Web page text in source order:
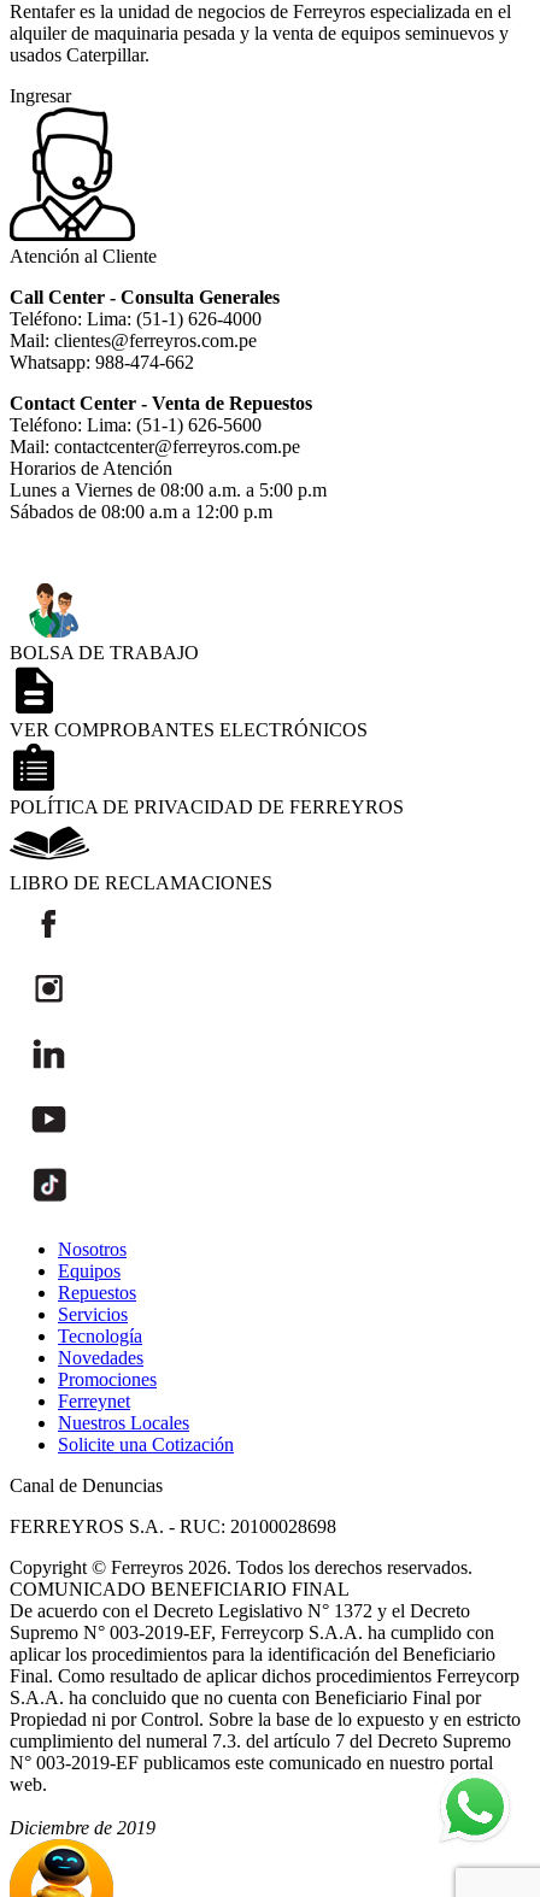
Rentafer es la unidad de negocios de Ferreyros especializada en el
alquiler de maquinaria pesada y la venta de equipos seminuevos y
usados Caterpillar.
Ingresar
Atención al Cliente
Call Center - Consulta Generales
Teléfono: Lima: (51-1) 626-4000
Mail: clientes@ferreyros.com.pe
Whatsapp: 988-474-662
Contact Center - Venta de Repuestos
Teléfono: Lima: (51-1) 626-5600
Mail: contactcenter@ferreyros.com.pe
Horarios de Atención
Lunes a Viernes de 08:00 a.m. a 5:00 p.m
Sábados de 08:00 a.m a 12:00 p.m
BOLSA DE TRABAJO
VER COMPROBANTES ELECTRÓNICOS
POLÍTICA DE PRIVACIDAD DE FERREYROS
LIBRO DE RECLAMACIONES
Nosotros
Equipos
Repuestos
Servicios
Tecnología
Novedades
Promociones
Ferreynet
Nuestros Locales
Solicite una Cotización
Canal de Denuncias
FERREYROS S.A. - RUC: 20100028698
Copyright © Ferreyros 2026. Todos los derechos reservados.
COMUNICADO BENEFICIARIO FINAL
De acuerdo con el Decreto Legislativo N° 1372 y el Decreto
Supremo N° 003-2019-EF, Ferreycorp S.A.A. ha cumplido con
aplicar los procedimientos para la identificación del Beneficiario
Final. Como resultado de aplicar dichos procedimientos Ferreycorp
S.A.A. ha concluido que no cuenta con Beneficiario Final por
Propiedad ni por Control. Sobre la base de lo expuesto y en estricto
cumplimiento del numeral 7.3. del artículo 7 del Decreto Supremo
N° 003-2019-EF publicamos este comunicado en nuestro portal
web.
Diciembre de 2019